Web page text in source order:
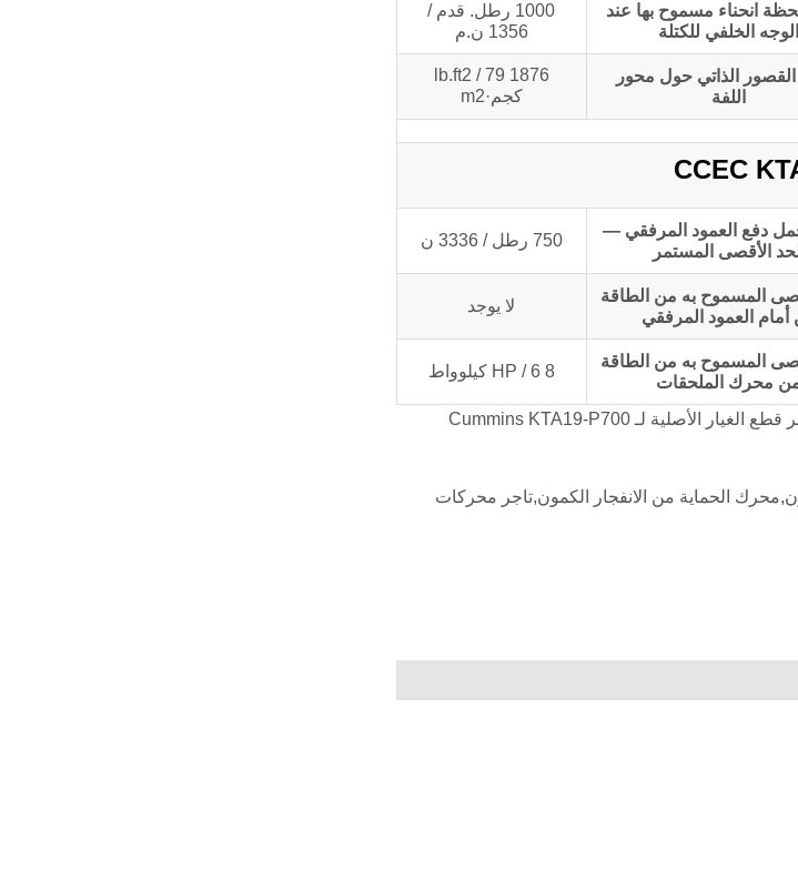
انحناء مسموح بها عند
الوجه الخلفي للكتلة
1000 رطل. قدم /
1356 ن.م
الذاتي حول محور
اللفة
1876 lb.ft2 / 79
كجم·m2
دفع العمود المرفقي —
الأقصى المستمر
750 رطل / 3336 ن
المسموح به من الطاقة
أمام العمود المرفقي
لا يوجد
المسموح به من الطاقة
محرك الملحقات
8 HP / 6 كيلوواط
ما ورد أعلاه هو معلومات فنية عامة عن محرك المضخة Cummins KTA19-P700. نحن أيضًا نوفر قطع الغيار الأصلية لـ Cummins KTA19-P700
الحماية من الانفجار الكمون,تاجر محركات